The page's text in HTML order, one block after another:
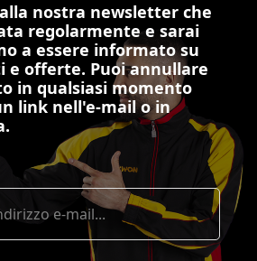
nostra newsletter che
regolarmente e sarai
a essere informato su
e offerte. Puoi annullare
in qualsiasi momento
link nell'e-mail o in